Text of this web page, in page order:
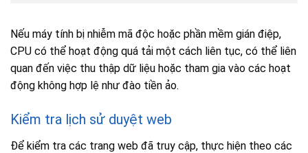
Nếu máy tính bị nhiễm mã độc hoặc phần mềm gián điệp,
CPU có thể hoạt động quá tải một cách liên tục, có thể liên
quan đến việc thu thập dữ liệu hoặc tham gia vào các hoạt
động không hợp lệ như đào tiền ảo.
Kiểm tra lịch sử duyệt web
Để kiểm tra các trang web đã truy cập, thực hiện theo các